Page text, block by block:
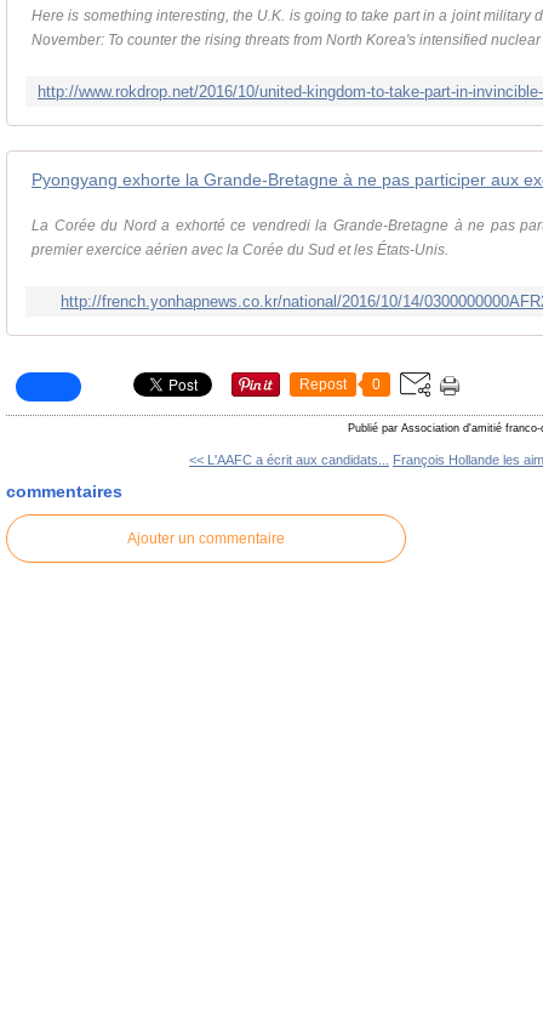
Here is something interesting, the U.K. is going to take part in a joint military
November: To counter the rising threats from North Korea's intensified
Pyongyang exhorte la Grande-Bretagne à ne pas participer aux
La Corée du Nord a exhorté ce vendredi la Grande-Bretagne à ne pas
premier exercice aérien avec la Corée du Sud et les États-Unis.
http://french.yonhapnews.co.kr/national/2016/10/14/
Repost 0
Publié par Association d'amitié franco-
<< L'AAFC a écrit aux candidats... François Hollande les
commentaires
Ajouter un commentaire